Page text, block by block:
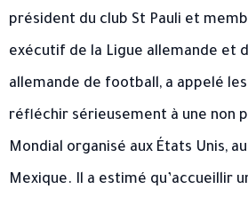
président du club St Pauli et
exécutif de la Ligue allemande et
allemande de football, a appelé
réfléchir sérieusement à une non
Mondial organisé aux États Unis,
Mexique. Il a estimé qu’accueillir